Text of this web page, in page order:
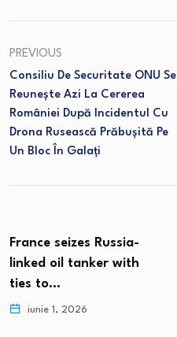
PREVIOUS
Consiliu De Securitate ONU Se
Reuneşte Azi La Cererea
României După Incidentul Cu
Drona Rusească Prăbușită Pe
Un Bloc În Galaţi
France seizes Russia-
linked oil tanker with
ties to…
iunie 1, 2026